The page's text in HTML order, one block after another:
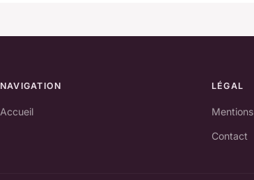
NAVIGATION
Accueil
LÉGAL
Contact